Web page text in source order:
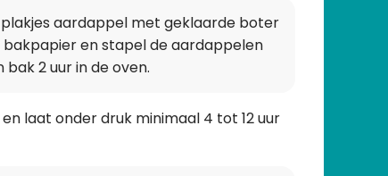
aardappel met geklaarde boter
bakpapier en stapel de aardappelen
2 uur in de oven.
laat onder druk minimaal 4 tot 12 uur